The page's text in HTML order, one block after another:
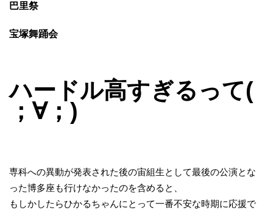
巴里祭
宝塚舞踊会
ハードル高すぎるって(
；∀；)
専科への異動が発表された後の宙組生として最後の公演とな
った博多座も行けなかったのを含めると、
もしかしたらひかるちゃんにとって一番不安な時期に応援で